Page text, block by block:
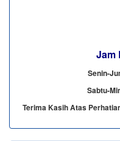
Jam
Senin-
Sabtu-
Terima Kasih Atas